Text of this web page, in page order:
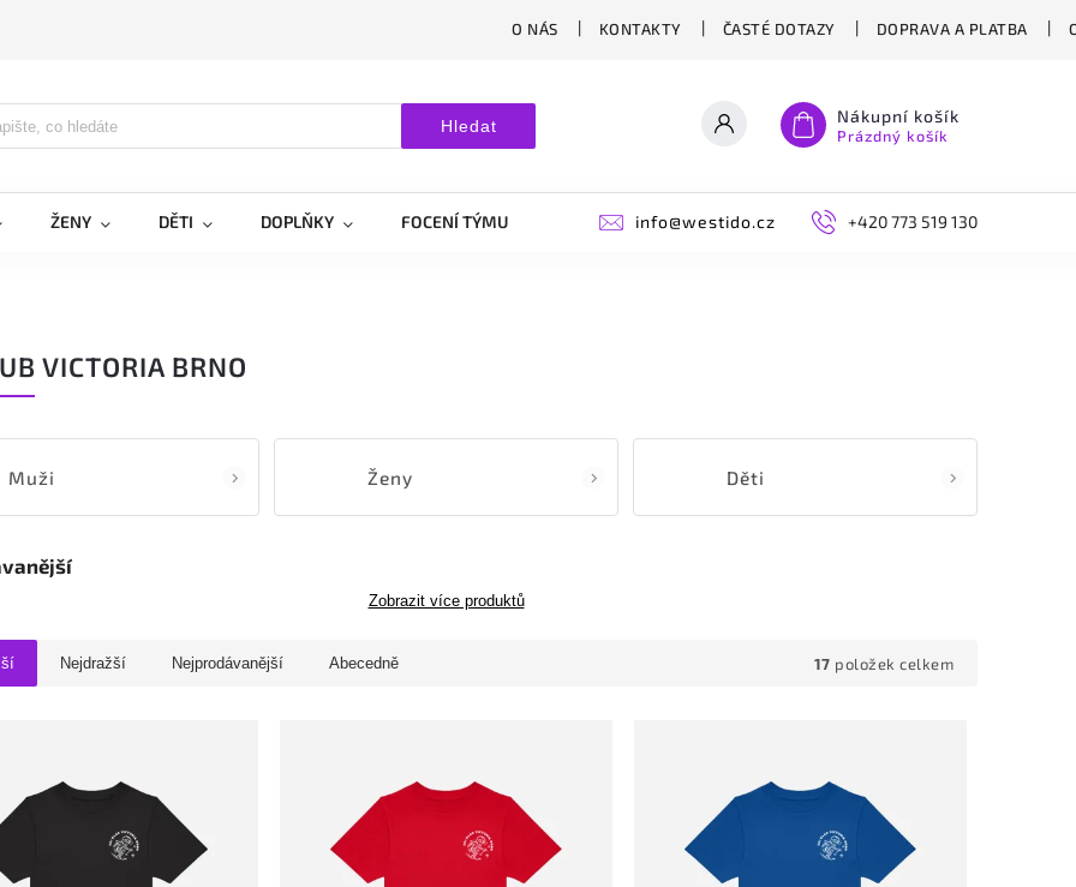
O NÁS KONTAKTY ČASTÉ DOTAZY DOPRAVA A PLATBA
Hledat Nákupní košík
Prázdný košík
ŽENY DĚTI DOPLŇKY FOCENÍ TÝMU +420 773 519 130
info@westido.cz
VICTORIA BRNO
Muži Ženy Děti
Zobrazit více produktů
Nejdražší Nejprodávanější Abecedně 17 položek celkem